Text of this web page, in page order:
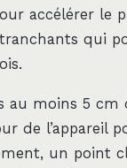
accélérer le
tranchants qui
au moins 5 cm
de l’appareil
un point